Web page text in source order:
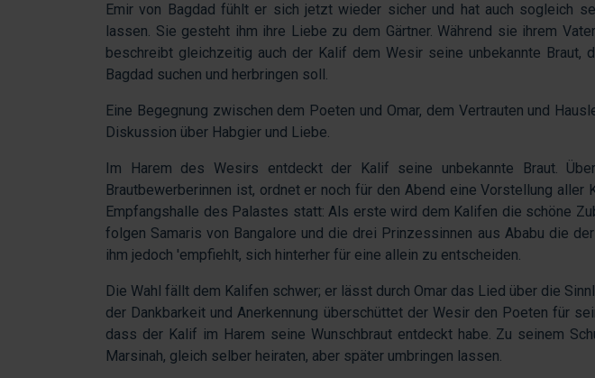
Emir von Bagdad fühlt er sich jetzt wieder sicher und hat auch sogleich
lassen. Sie gesteht ihm ihre Liebe zu dem Gärtner. Während sie ihrem
beschreibt gleichzeitig auch der Kalif dem Wesir seine unbekannte Braut,
Bagdad suchen und herbringen soll.
Eine Begegnung zwischen dem Poeten und Omar, dem Vertrauten und
Diskussion über Habgier und Liebe.
Im Harem des Wesirs entdeckt der Kalif seine unbekannte Braut.
Brautbewerberinnen ist, ordnet er noch für den Abend eine Vorstellung aller
Empfangshalle des Palastes statt: Als erste wird dem Kalifen die schöne
folgen Samaris von Bangalore und die drei Prinzessinnen aus Ababu die
ihm jedoch 'empfiehlt, sich hinterher für eine allein zu entscheiden.
Die Wahl fällt dem Kalifen schwer; er lässt durch Omar das Lied über die
der Dankbarkeit und Anerkennung überschüttet der Wesir den Poeten für
dass der Kalif im Harem seine Wunschbraut entdeckt habe. Zu seinem
Marsinah, gleich selber heiraten, aber später umbringen lassen.